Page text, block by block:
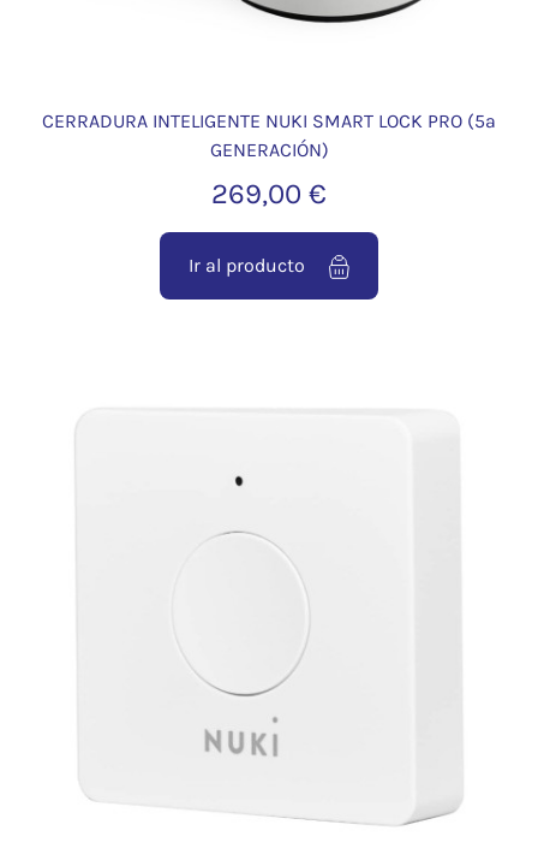
CERRADURA INTELIGENTE NUKI SMART LOCK PRO (5ª
GENERACIÓN)
269,00 €
Ir al producto